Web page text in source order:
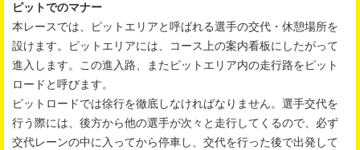
ピットでのマナー
本レースでは、ピットエリアと呼ばれる選手の交代・休憩場所を
設けます。ピットエリアには、コース上の案内看板にしたがって
進入します。この進入路、またピットエリア内の走行路をピット
ロードと呼びます。
ピットロードでは徐行を徹底しなければなりません。選手交代を
行う際には、後方から他の選手が次々と走行してくるので、必ず
交代レーンの中に入ってから停車し、交代を行った後で出発して